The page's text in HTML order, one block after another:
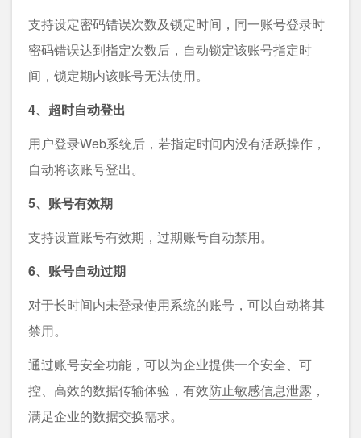
支持设定密码错误次数及锁定时间，同一账号登录时
密码错误达到指定次数后，自动锁定该账号指定时
间，锁定期内该账号无法使用。
4、超时自动登出
用户登录Web系统后，若指定时间内没有活跃操作，
自动将该账号登出。
5、账号有效期
支持设置账号有效期，过期账号自动禁用。
6、账号自动过期
对于长时间内未登录使用系统的账号，可以自动将其
禁用。
通过账号安全功能，可以为企业提供一个安全、可
控、高效的数据传输体验，有效防止敏感信息泄露 ，
满足企业的数据交换需求。